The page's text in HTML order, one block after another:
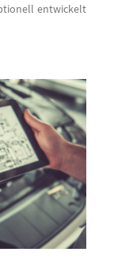
entwickelt